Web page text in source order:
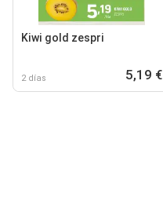
Kiwi gold zespri
2 días 5,19 €